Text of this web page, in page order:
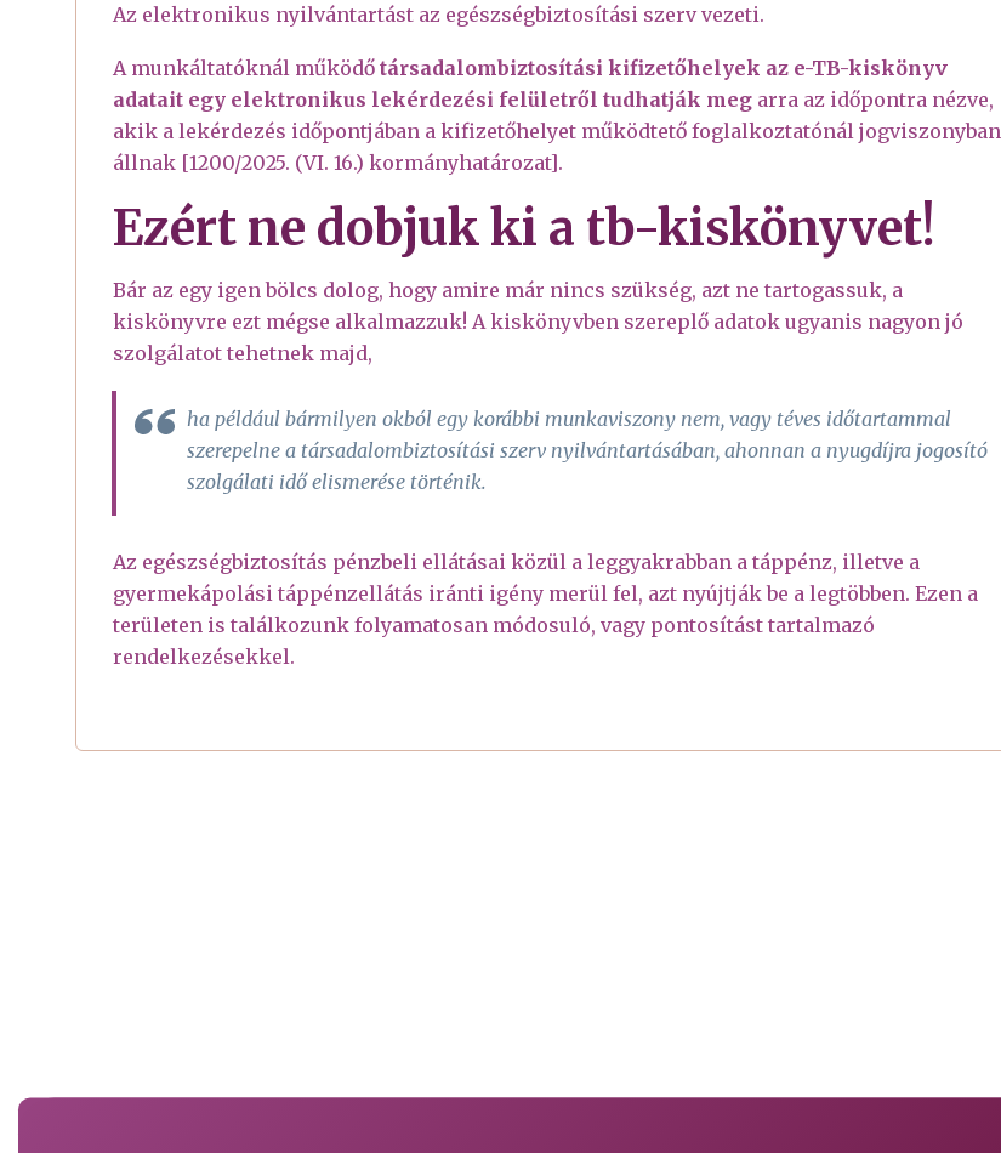
Az elektronikus nyilvántartást az egészségbiztosítási szerv vezeti.
A munkáltatóknál működő társadalombiztosítási kifizetőhelyek az e-TB-kiskönyv
adatait egy elektronikus lekérdezési felületről tudhatják meg arra az időpontra nézve,
akik a lekérdezés időpontjában a kifizetőhelyet működtető foglalkoztatónál jogviszonyban
állnak [1200/2025. (VI. 16.) kormányhatározat].
Ezért ne dobjuk ki a tb-kiskönyvet!
Bár az egy igen bölcs dolog, hogy amire már nincs szükség, azt ne tartogassuk, a
kiskönyvre ezt mégse alkalmazzuk! A kiskönyvben szereplő adatok ugyanis nagyon jó
szolgálatot tehetnek majd,
ha például bármilyen okból egy korábbi munkaviszony nem, vagy téves időtartammal
szerepelne a társadalombiztosítási szerv nyilvántartásában, ahonnan a nyugdíjra jogosító
szolgálati idő elismerése történik.
Az egészségbiztosítás pénzbeli ellátásai közül a leggyakrabban a táppénz, illetve a
gyermekápolási táppénzellátás iránti igény merül fel, azt nyújtják be a legtöbben. Ezen a
területen is találkozunk folyamatosan módosuló, vagy pontosítást tartalmazó
rendelkezésekkel.